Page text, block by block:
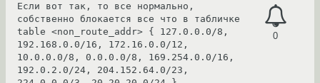
0
Если вот так, то все нормально,
собственно блокается все что в табличке
table <non_route_addr> { 127.0.0.0/8,
192.168.0.0/16, 172.16.0.0/12,
10.0.0.0/8, 0.0.0.0/8, 169.254.0.0/16,
192.0.2.0/24, 204.152.64.0/23,